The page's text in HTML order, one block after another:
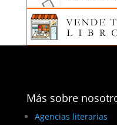
Más sobre
Agencias literarias